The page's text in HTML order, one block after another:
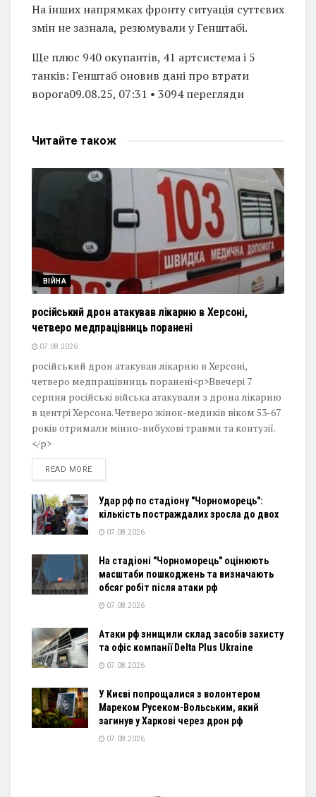
На інших напрямках фронту ситуація суттєвих
змін не зазнала, резюмували у Генштабі.
Ще плюс 940 окупантів, 41 артсистема і 5
танків: Генштаб оновив дані про втрати
ворога09.08.25, 07:31 • 3094 перегляди
Читайте також
ВІЙНА
російський дрон атакував лікарню в Херсоні,
четверо медпрацівниць поранені
07.08.2026
російський дрон атакував лікарню в Херсоні,
четверо медпрацівниць поранені<p>Ввечері 7
серпня російські війська атакували з дрона лікарню
в центрі Херсона. Четверо жінок-медиків віком 53-67
років отримали мінно-вибухові травми та контузії.
</p>
READ MOREDETAILS
Удар рф по стадіону "Чорноморець":
кількість постраждалих зросла до двох
07.08.2026
На стадіоні "Чорноморець" оцінюють
масштаби пошкоджень та визначають
обсяг робіт після атаки рф
07.08.2026
Атаки рф знищили склад засобів захисту
та офіс компанії Delta Plus Ukraine
07.08.2026
У Києві попрощалися з волонтером
Мареком Русеком-Вольським, який
загинув у Харкові через дрон рф
07.08.2026